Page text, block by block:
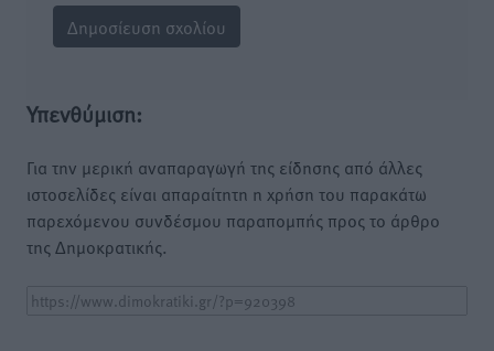
Υπενθύμιση:
Για την μερική αναπαραγωγή της είδησης από άλλες
ιστοσελίδες είναι απαραίτητη η χρήση του παρακάτω
παρεχόμενου συνδέσμου παραπομπής προς το άρθρο
της Δημοκρατικής.